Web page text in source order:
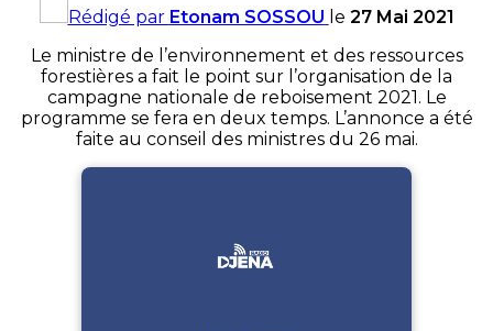
Rédigé par Etonam SOSSOU le 27 Mai 2021
Le ministre de l’environnement et des ressources
forestières a fait le point sur l’organisation de la
campagne nationale de reboisement 2021. Le
programme se fera en deux temps. L’annonce a été
faite au conseil des ministres du 26 mai.